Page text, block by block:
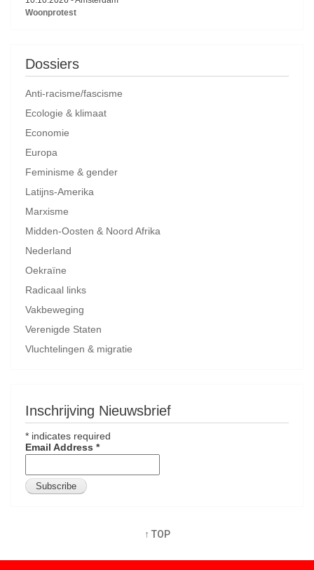
Woonprotest
Dossiers
Anti-racisme/fascisme
Ecologie & klimaat
Economie
Europa
Feminisme & gender
Latijns-Amerika
Marxisme
Midden-Oosten & Noord Afrika
Nederland
Oekraïne
Radicaal links
Vakbeweging
Verenigde Staten
Vluchtelingen & migratie
Inschrijving Nieuwsbrief
* indicates required
Email Address *
↑ TOP